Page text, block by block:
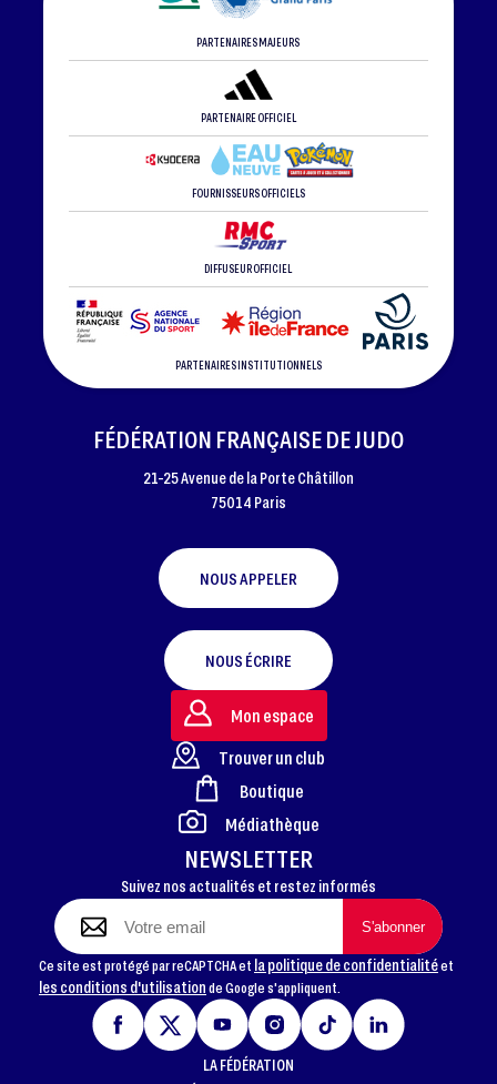
PARTENAIRES MAJEURS
PARTENAIRE OFFICIEL
FOURNISSEURS OFFICIELS
DIFFUSEUR OFFICIEL
PARTENAIRES INSTITUTIONNELS
FOOTER
FÉDÉRATION FRANÇAISE DE JUDO
21-25 Avenue de la Porte Châtillon
75014 Paris
NOUS APPELER
NOUS ÉCRIRE
NEWSLETTER
Suivez nos actualités et restez informés
Ce site est protégé par reCAPTCHA et la politique de confidentialitéet
les conditions d'utilisationde Google s'appliquent.
Mon espace
Trouver un club
Boutique
Médiathèque
LA FÉDÉRATION